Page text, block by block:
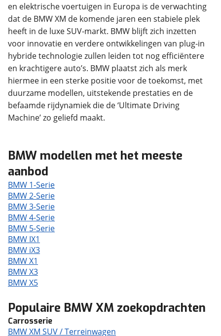
en elektrische voertuigen in Europa is de verwachting
dat de BMW XM de komende jaren een stabiele plek
heeft in de luxe SUV-markt. BMW blijft zich inzetten
voor innovatie en verdere ontwikkelingen van plug-in
hybride technologie zullen leiden tot nog efficiëntere
en krachtigere auto’s. BMW plaatst zich als merk
hiermee in een sterke positie voor de toekomst, met
duurzame modellen, uitstekende prestaties en de
befaamde rijdynamiek die de ‘Ultimate Driving
Machine’ zo geliefd maakt.
BMW modellen met het meeste
aanbod
BMW 1-Serie
BMW 2-Serie
BMW 3-Serie
BMW 4-Serie
BMW 5-Serie
BMW IX1
BMW iX3
BMW X1
BMW X3
BMW X5
Populaire BMW XM zoekopdrachten
Carrosserie
BMW XM SUV / Terreinwagen